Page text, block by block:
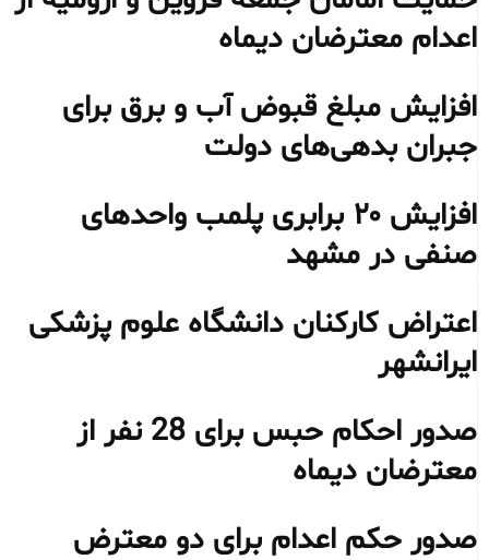
اعدام معترضان دیماه
افزایش مبلغ قبوض آب و برق برای
جبران بدهی‌های دولت
افزایش ۲۰ برابری پلمب واحدهای
صنفی در مشهد
اعتراض کارکنان دانشگاه علوم پزشکی
ایرانشهر
صدور احکام حبس برای 28 نفر از
معترضان دیماه
صدور حکم اعدام برای دو معترض